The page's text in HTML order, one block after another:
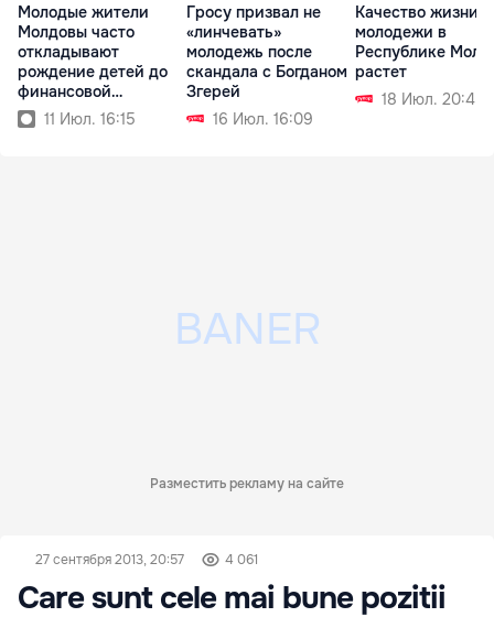
Молодые жители
Молдовы часто
откладывают
рождение детей до
финансовой
стабильности
11 Июл. 16:15
Гросу призвал не
«линчевать»
молодежь после
скандала с Богданом
Згерей
16 Июл. 16:09
Качество жизни
молодежи в
Республике
растет
18 Июл. 20:45
Разместить рекламу на сайте
27 сентября 2013, 20:57 4 061
Care sunt cele mai bune pozitii